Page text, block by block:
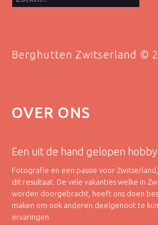
Berghutten Zwitserland ©
OVER ONS
Een uit de hand gelopen
Fotografie en een passie voor
dit resultaat. De vele vakanties welke in
worden doorgebracht, heeft ons doen
maken om ook anderen deelgenoot te
ervaringen.